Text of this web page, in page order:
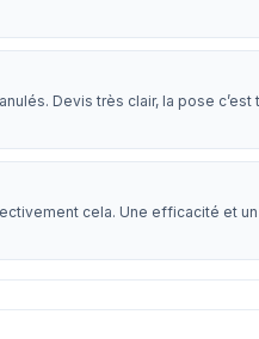
Devis très clair, la pose
cela. Une efficacité et